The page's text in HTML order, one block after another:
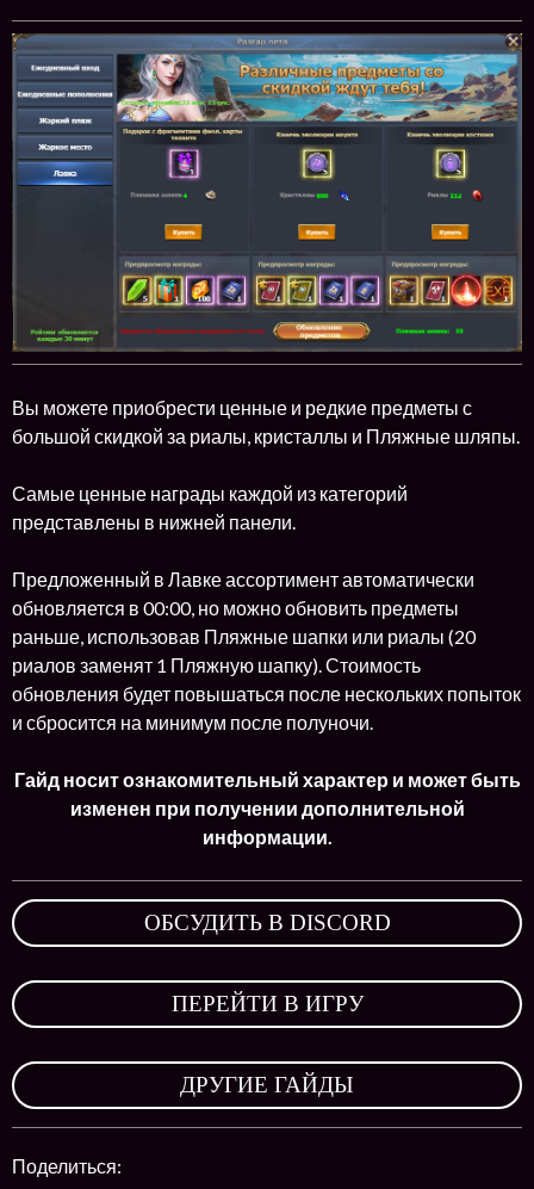
Вы можете приобрести ценные и редкие предметы с
большой скидкой за риалы, кристаллы и Пляжные шляпы.
Самые ценные награды каждой из категорий
представлены в нижней панели.
Предложенный в Лавке ассортимент автоматически
обновляется в 00:00, но можно обновить предметы
раньше, использовав Пляжные шапки или риалы (20
риалов заменят 1 Пляжную шапку). Стоимость
обновления будет повышаться после нескольких попыток
и сбросится на минимум после полуночи.
Гайд носит ознакомительный характер и может быть
изменен при получении дополнительной
информации.
ОБСУДИТЬ В DISCORD
ПЕРЕЙТИ В ИГРУ
ДРУГИЕ ГАЙДЫ
Поделиться: